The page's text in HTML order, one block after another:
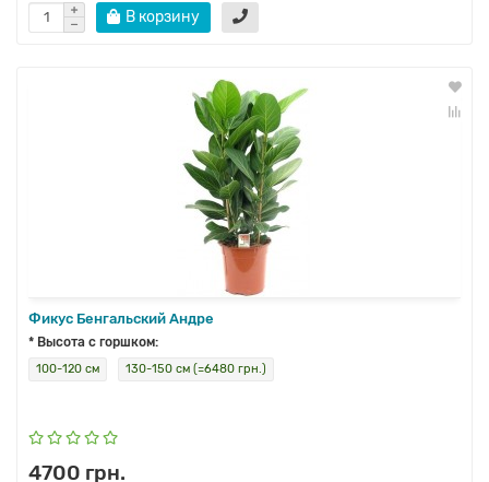
В корзину
Фикус Бенгальский Андре
* Высота с горшком:
100-120 см 130-150 см (=6480 грн.)
4700 грн.